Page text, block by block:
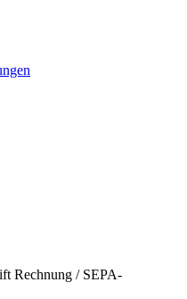
Rechnung / SEPA-